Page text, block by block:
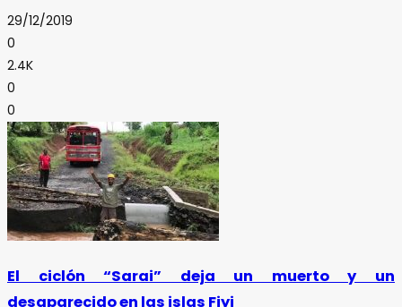
29/12/2019
0
2.4K
0
0
El ciclón “Sarai” deja un muerto y un
desaparecido en las islas Fiyi